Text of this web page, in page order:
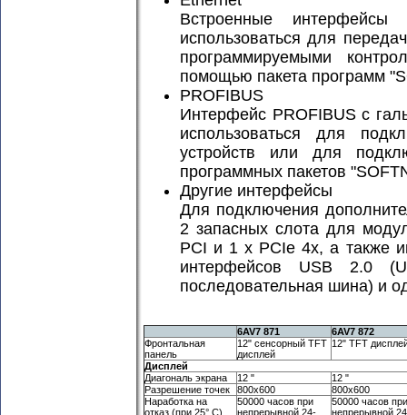
Встроенные
использоваться для
программируемыми
помощью пакета программ
PROFIBUS
Интерфейс PROFIBUS с
использоваться для
устройств или для
программных пакетов
Другие интерфейсы
Для подключения
2 запасных слота для
PCI и 1 x PCIe 4x, а также
интерфейсов USB 2.0
последовательная шина) и
6AV7 871
6AV7 872
Фронтальная
панель
12" сенсорный TFT
дисплей
12" TFT
Дисплей
Диагональ экрана
12 "
12 "
Разрешение точек
800x600
800x600
Наработка на
отказ (при 25° C)
50000 часов при
непрерывной 24-
50000 часов при
непрерывной